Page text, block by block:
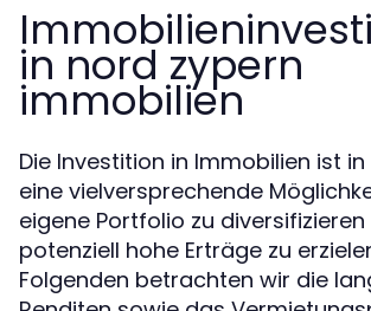
in nord zypern
immobilien
Die Investition in Immobilien ist
eine vielversprechende
eigene Portfolio zu diversifizieren
potenziell hohe Erträge zu
Folgenden betrachten wir die